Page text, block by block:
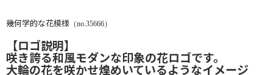
幾何学的な花模様 （no.35666）
【ロゴ説明】
咲き誇る和風モダンな印象の花ロゴです。
大輪の花を咲かせ煌めいているようなイメージ